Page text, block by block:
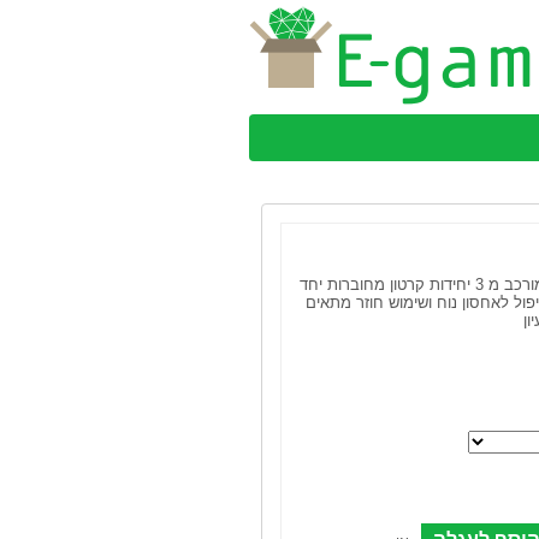
פרגוד נייד על גלגלים, מורכב מ 3 יחידות קרטון מחוברות יחד
לאחסון נוח ושימוש חוזר מתאים